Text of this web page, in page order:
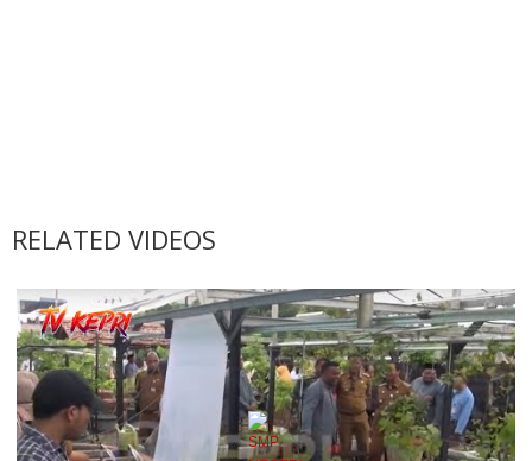
RELATED VIDEOS